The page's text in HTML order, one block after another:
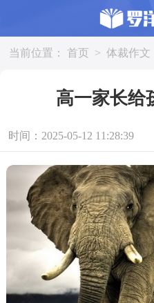
当前位置： 首页 > 体裁作文
高一家长给
时间：2025-05-12 11:28:39